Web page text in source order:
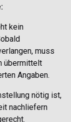
kein
muss
übermittelt
Angaben.
nötig ist,
nachliefern